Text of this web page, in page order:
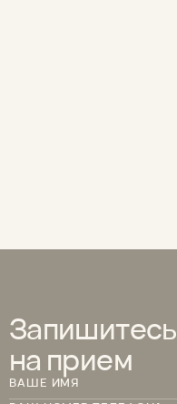
Запишитесь
на прием
ВАШЕ ИМЯ